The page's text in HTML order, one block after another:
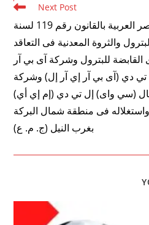
Next Post
قرار رئيس جمهورية مصر العربية بالقانون رقم 119 لسنة
والثروة المعدنية فى التعاقد
للبترول وشركة آى بي آر
دي (آى بي آر إي آر إل) وشركة
(سي واى) إل تي دي (إم إي أي)
فى منطقة شمال البركة
بغرب النيل (ج. م. ع)